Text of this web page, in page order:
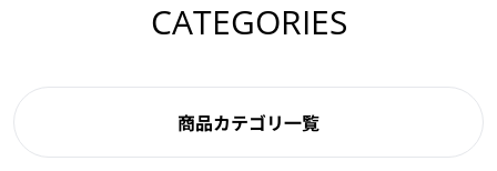
CATEGORIES
商品カテゴリ一覧